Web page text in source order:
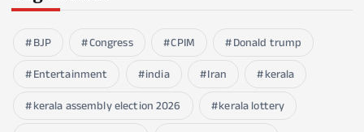
BJP Congress CPIM
Donald trump
Entertainment
india Iran
kerala
kerala assembly election 2026
kerala lottery